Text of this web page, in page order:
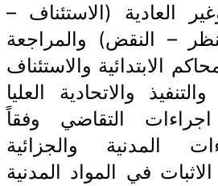
العادية (الاستئناف –
– النقض) والمراجعة
الابتدائية والاستئناف
والاتحادية العليا
التقاضي وفقاً
المدنية والجزائية
في المواد المدنية